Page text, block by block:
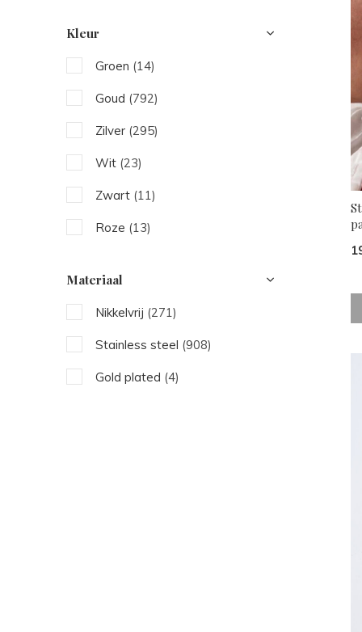
Kleur
Groen (14)
Goud (792)
Zilver (295)
Wit (23)
Zwart (11)
Roze (13)
(4)
Oranje
Materiaal
Nikkelvrij (271)
Stainless steel (908)
Gold plated (4)